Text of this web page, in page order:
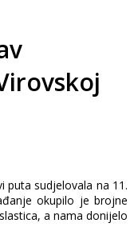
puta sudjelovala na 11.
okupilo je brojne
a nama donijelo